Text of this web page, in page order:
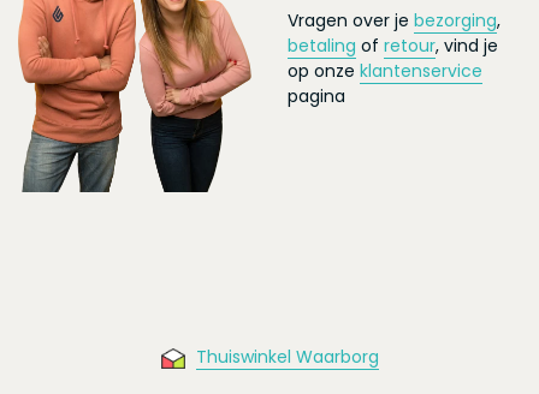
Vragen over je bezorging,
betaling of retour, vind je
op onze klantenservice
pagina
Thuiswinkel Waarborg